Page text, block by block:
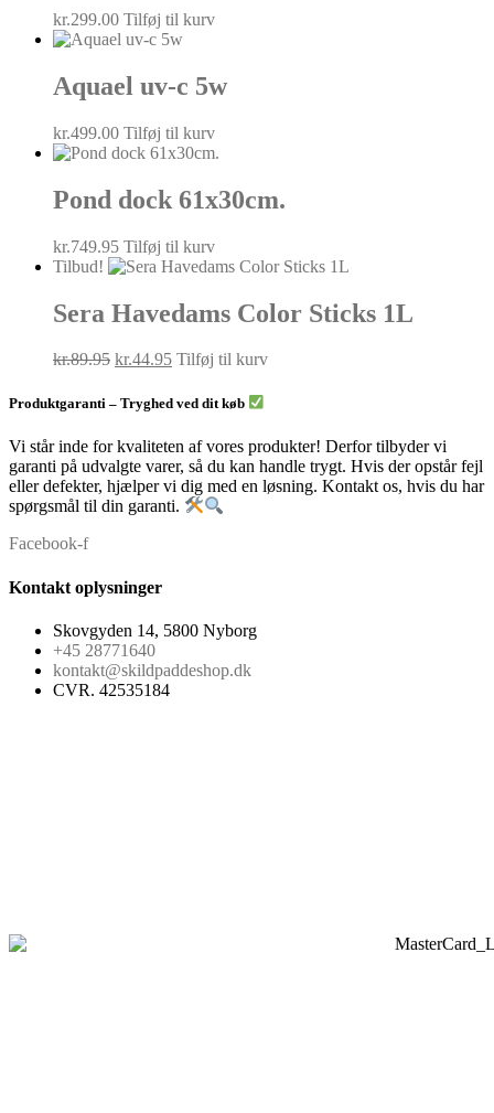
kr.299.00 Tilføj til kurv
Aquael uv-c 5w
kr.499.00 Tilføj til kurv
Pond dock 61x30cm.
kr.749.95 Tilføj til kurv
Tilbud!
Sera Havedams Color Sticks 1L
kr.89.95 Den
pris
kr.89.95.
kr.44.95Den
pris
kr.44.95.
Tilføj til kurv
Produktgaranti – Tryghed ved dit køb
Vi står inde for kvaliteten af vores produkter! Derfor tilbyder vi
garanti på udvalgte varer, så du kan handle trygt. Hvis der opstår fejl
eller defekter, hjælper vi dig med en løsning. Kontakt os, hvis du har
spørgsmål til din garanti.
Facebook-f
Kontakt oplysninger
Skovgyden 14, 5800 Nyborg
+45 28771640
kontakt@skildpaddeshop.dk
CVR. 42535184